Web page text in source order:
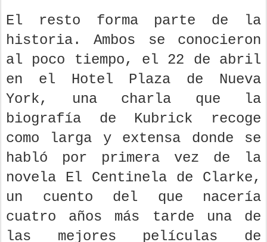
El resto forma parte de la
historia. Ambos se conocieron
al poco tiempo, el 22 de abril
en el Hotel Plaza de Nueva
York, una charla que la
biografía de Kubrick recoge
como larga y extensa donde se
habló por primera vez de la
novela El Centinela de Clarke,
un cuento del que nacería
cuatro años más tarde una de
las mejores películas de